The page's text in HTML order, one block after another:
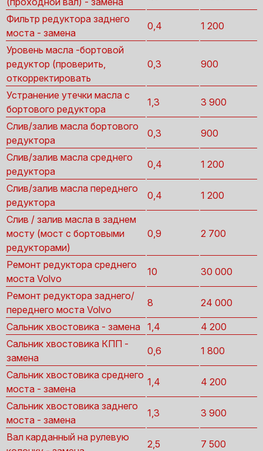
Фильтр редуктора заднего
моста - замена
0,4 1 200
Уровень масла -бортовой
редуктор (проверить,
откорректировать
0,3 900
Устранение утечки масла с
бортового редуктора
1,3 3 900
Слив/залив масла бортового
редуктора
0,3 900
Слив/залив масла среднего
редуктора
0,4 1 200
Слив/залив масла переднего
редуктора
0,4 1 200
Слив / залив масла в заднем
мосту (мост с бортовыми
редукторами)
0,9 2 700
Ремонт редуктора среднего
моста Volvo
10 30 000
Ремонт редуктора заднего/
переднего моста Volvo
8 24 000
Сальник хвостовика - замена 1,4
4 200
Сальник хвостовика КПП -
замена
0,6 1 800
Сальник хвостовика среднего
моста - замена
1,4 4 200
Сальник хвостовика заднего
моста - замена
1,3 3 900
Вал карданный на рулевую
2,5 7 500